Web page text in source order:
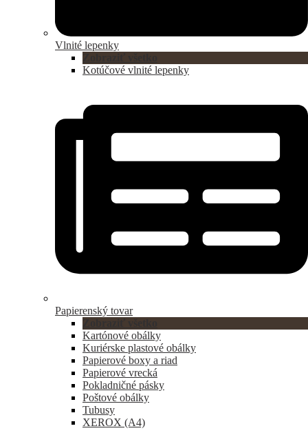
Vlnité lepenky
Kotúčové vlnité lepenky
Papierenský tovar
Kartónové obálky
Kuriérske plastové obálky
Papierové boxy a riad
Papierové vrecká
Pokladničné pásky
Poštové obálky
Tubusy
XEROX (A4)